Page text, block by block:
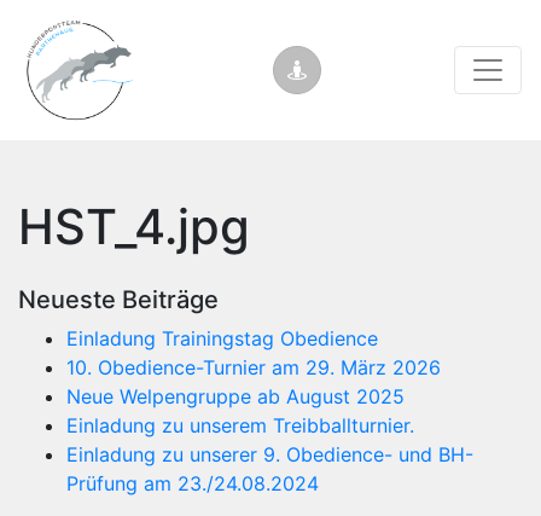
HST_4.jpg
Neueste Beiträge
Einladung Trainingstag Obedience
10. Obedience-Turnier am 29. März 2026
Neue Welpengruppe ab August 2025
Einladung zu unserem Treibballturnier.
Einladung zu unserer 9. Obedience- und BH-
Prüfung am 23./24.08.2024